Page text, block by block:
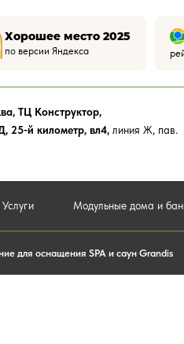
Хорошее место 2025
по версии Яндекса
ТЦ Конструктор,
25-й километр, вл4, линия Ж, пав.
Услуги Модульные дома и
для оснащения SPA и саун Grandis